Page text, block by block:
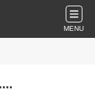
MENU